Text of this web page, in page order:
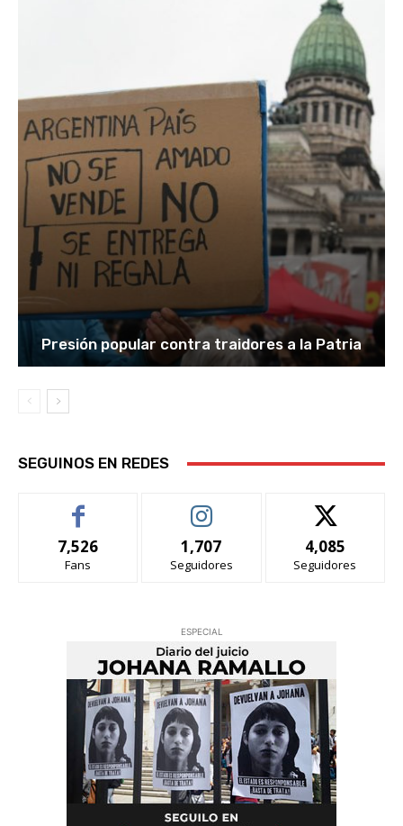
Presión popular contra traidores a la Patria
SEGUINOS EN REDES
7,526
Fans
1,707
Seguidores
4,085
Seguidores
ESPECIAL